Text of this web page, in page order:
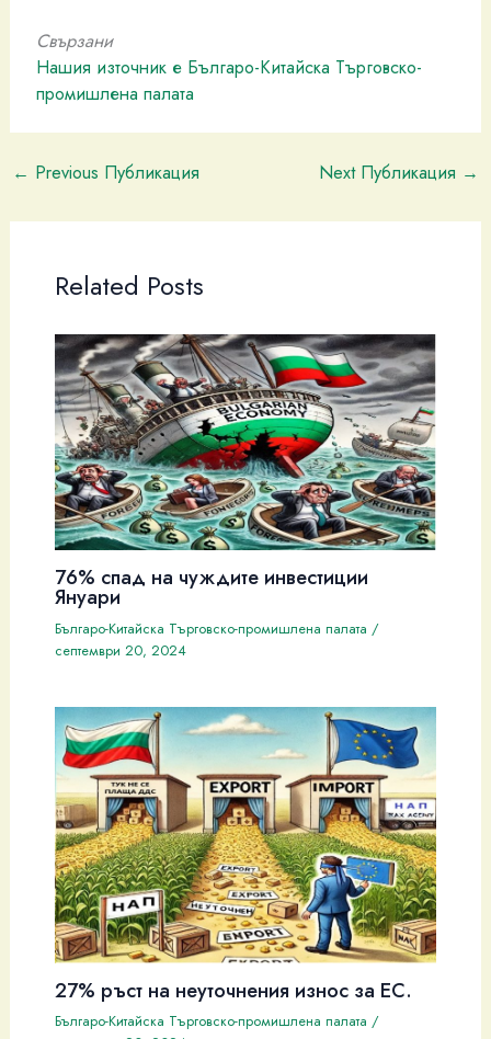
Свързани
Нашия източник е Българо-Китайска Търговско-
промишлена палaта
← Previous Публикация Next Публикация →
Related Posts
76% спад на чуждите инвестиции
Януари
Българо-Китайска Търговско-промишлена палaта /
септември 20, 2024
27% ръст на неуточнения износ за ЕС.
Българо-Китайска Търговско-промишлена палaта /